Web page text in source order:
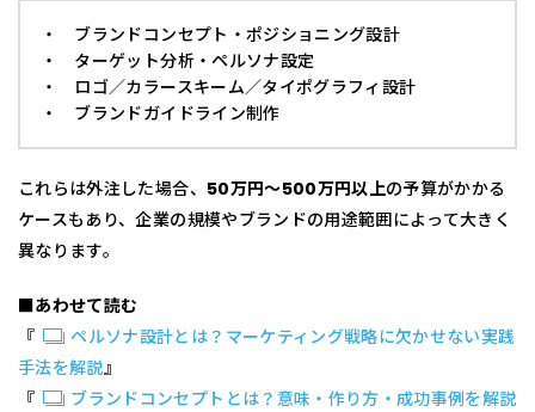
・ ブランドコンセプト・ポジショニング設計
・ ターゲット分析・ペルソナ設定
・ ロゴ／カラースキーム／タイポグラフィ設計
・ ブランドガイドライン制作
これらは外注した場合、 50万円〜500万円以上の予算がかかる
ケースもあり、企業の規模やブランドの用途範囲によって大きく
異なります。
■あわせて読む
『
ペルソナ設計とは？マーケティング戦略に欠かせない実践
手法を解説』
『
ブランドコンセプトとは？意味・作り方・成功事例を解説